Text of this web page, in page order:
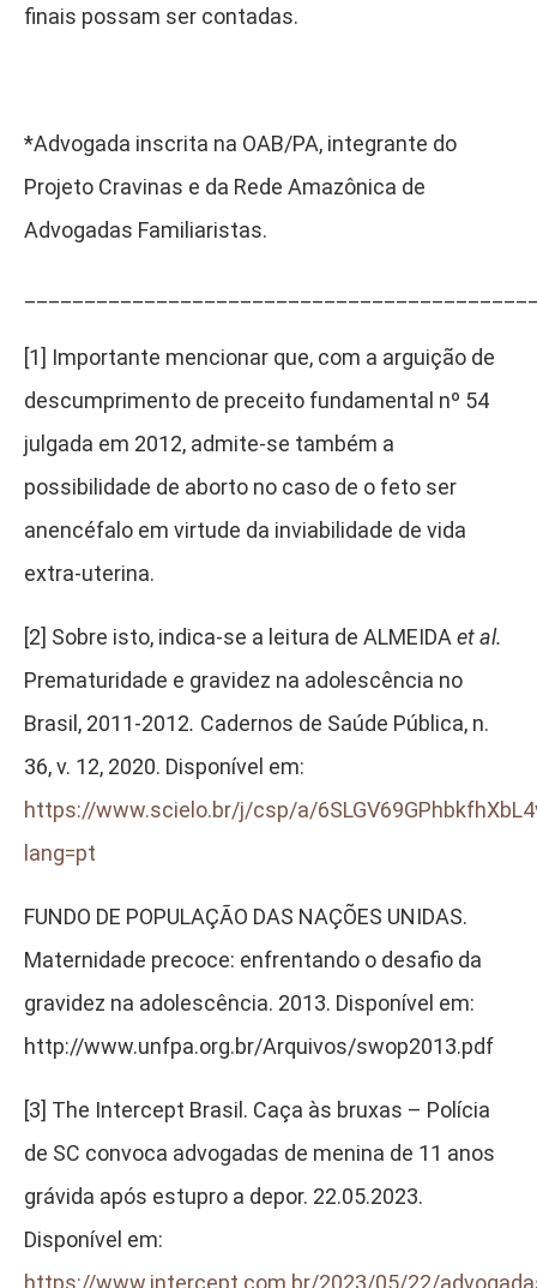
finais possam ser contadas.
*Advogada inscrita na OAB/PA, integrante do
Projeto Cravinas e da Rede Amazônica de
Advogadas Familiaristas.
[1] Importante mencionar que, com a arguição de
descumprimento de preceito fundamental nº 54
julgada em 2012, admite-se também a
possibilidade de aborto no caso de o feto ser
anencéfalo em virtude da inviabilidade de vida
extra-uterina.
[2] Sobre isto, indica-se a leitura de ALMEIDA et al.
Prematuridade e gravidez na adolescência no
Brasil, 2011-2012. Cadernos de Saúde Pública, n.
36, v. 12, 2020. Disponível em:
https://www.scielo.br/j/csp/a/
lang=pt
FUNDO DE POPULAÇÃO DAS NAÇÕES UNIDAS.
Maternidade precoce: enfrentando o desafio da
gravidez na adolescência. 2013. Disponível em:
http://www.unfpa.org.br/Arquivos/swop2013.pdf
[3] The Intercept Brasil. Caça às bruxas – Polícia
de SC convoca advogadas de menina de 11 anos
grávida após estupro a depor. 22.05.2023.
Disponível em:
https://www.intercept.com.br/2023/05/22/